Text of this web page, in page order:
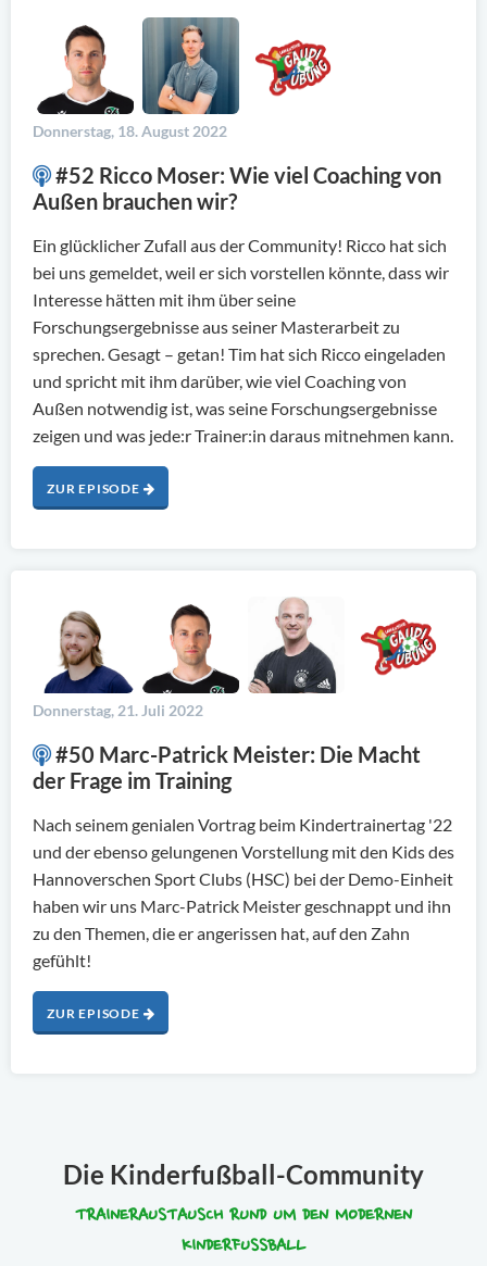
Donnerstag, 18. August 2022
#52 Ricco Moser: Wie viel Coaching von
Außen brauchen wir?
Ein glücklicher Zufall aus der Community! Ricco hat sich
bei uns gemeldet, weil er sich vorstellen könnte, dass wir
Interesse hätten mit ihm über seine
Forschungsergebnisse aus seiner Masterarbeit zu
sprechen. Gesagt – getan! Tim hat sich Ricco eingeladen
und spricht mit ihm darüber, wie viel Coaching von
Außen notwendig ist, was seine Forschungsergebnisse
zeigen und was jede:r Trainer:in daraus mitnehmen kann.
ZUR EPISODE
Donnerstag, 21. Juli 2022
#50 Marc-Patrick Meister: Die Macht
der Frage im Training
Nach seinem genialen Vortrag beim Kindertrainertag '22
und der ebenso gelungenen Vorstellung mit den Kids des
Hannoverschen Sport Clubs (HSC) bei der Demo-Einheit
haben wir uns Marc-Patrick Meister geschnappt und ihn
zu den Themen, die er angerissen hat, auf den Zahn
gefühlt!
ZUR EPISODE
Die Kinderfußball-Community
TRAINERAUSTAUSCH RUND UM DEN MODERNEN
KINDERFUSSBALL